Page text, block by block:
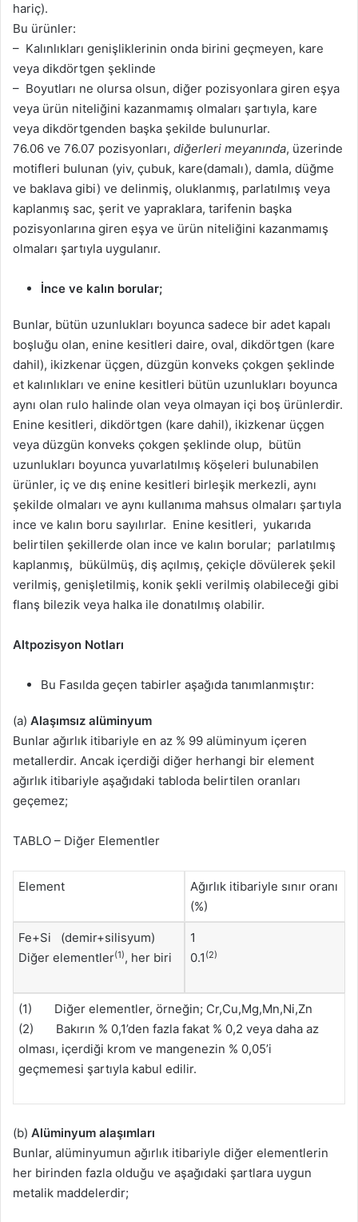
hariç).
Bu ürünler:
– Kalınlıkları genişliklerinin onda birini geçmeyen, kare
veya dikdörtgen şeklinde
– Boyutları ne olursa olsun, diğer pozisyonlara giren eşya
veya ürün niteliğini kazanmamış olmaları şartıyla, kare
veya dikdörtgenden başka şekilde bulunurlar.
76.06 ve 76.07 pozisyonları, diğerleri meyanında, üzerinde
motifleri bulunan (yiv, çubuk, kare(damalı), damla, düğme
ve baklava gibi) ve delinmiş, oluklanmış, parlatılmış veya
kaplanmış sac, şerit ve yapraklara, tarifenin başka
pozisyonlarına giren eşya ve ürün niteliğini kazanmamış
olmaları şartıyla uygulanır.
İnce ve kalın borular;
Bunlar, bütün uzunlukları boyunca sadece bir adet kapalı
boşluğu olan, enine kesitleri daire, oval, dikdörtgen (kare
dahil), ikizkenar üçgen, düzgün konveks çokgen şeklinde
et kalınlıkları ve enine kesitleri bütün uzunlukları boyunca
aynı olan rulo halinde olan veya olmayan içi boş ürünlerdir.
Enine kesitleri, dikdörtgen (kare dahil), ikizkenar üçgen
veya düzgün konveks çokgen şeklinde olup, bütün
uzunlukları boyunca yuvarlatılmış köşeleri bulunabilen
ürünler, iç ve dış enine kesitleri birleşik merkezli, aynı
şekilde olmaları ve aynı kullanıma mahsus olmaları şartıyla
ince ve kalın boru sayılırlar. Enine kesitleri, yukarıda
belirtilen şekillerde olan ince ve kalın borular; parlatılmış
kaplanmış, bükülmüş, diş açılmış, çekiçle dövülerek şekil
verilmiş, genişletilmiş, konik şekli verilmiş olabileceği gibi
flanş bilezik veya halka ile donatılmış olabilir.
Altpozisyon Notları
Bu Fasılda geçen tabirler aşağıda tanımlanmıştır:
(a) Alaşımsız alüminyum
Bunlar ağırlık itibariyle en az % 99 alüminyum içeren
metallerdir. Ancak içerdiği diğer herhangi bir element
ağırlık itibariyle aşağıdaki tabloda belirtilen oranları
geçemez;
TABLO – Diğer Elementler
Element
Ağırlık itibariyle sınır oranı
(%)
Fe+Si (demir+silisyum)
Diğer elementler(1), her biri
1
0.1 (2)
(1) Diğer elementler, örneğin; Cr,Cu,Mg,Mn,Ni,Zn
(2) Bakırın % 0,1’den fazla fakat % 0,2 veya daha az
olması, içerdiği krom ve mangenezin % 0,05’i
geçmemesi şartıyla kabul edilir.
(b) Alüminyum alaşımları
Bunlar, alüminyumun ağırlık itibariyle diğer elementlerin
her birinden fazla olduğu ve aşağıdaki şartlara uygun
metalik maddelerdir;